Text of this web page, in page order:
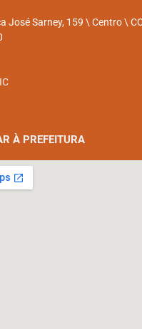
José Sarney, 159 \ Centro \
À PREFEITURA